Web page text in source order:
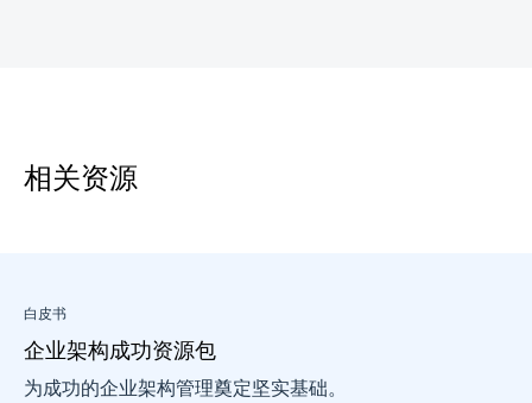
相关资源
白皮书
企业架构成功资源包
为成功的企业架构管理奠定坚实基础。